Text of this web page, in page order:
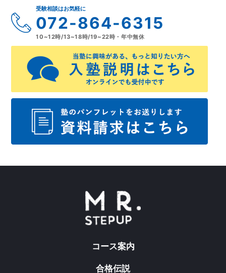
受験相談はお気軽に
072-864-6315
10~12時/13~18時/19~22時・年中無休
コース案内
合格伝説